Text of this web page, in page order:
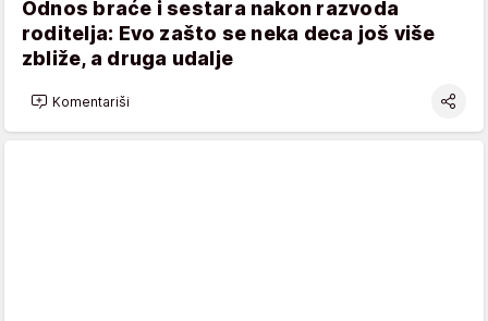
Odnos braće i sestara nakon razvoda
roditelja: Evo zašto se neka deca još više
zbliže, a druga udalje
Komentariši